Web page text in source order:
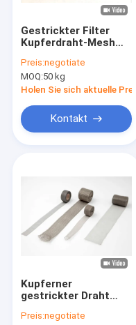
VR Show
Über uns
Gestrickter Filter
Kupferdraht-Mesh
100mm Breiten-95%
Preis:negotiate
MOQ:50 kg
Holen Sie sich aktuelle Preis
Kontakt
Kupferner
gestrickter Draht
500mm 37mm 38mm
Preis:negotiate